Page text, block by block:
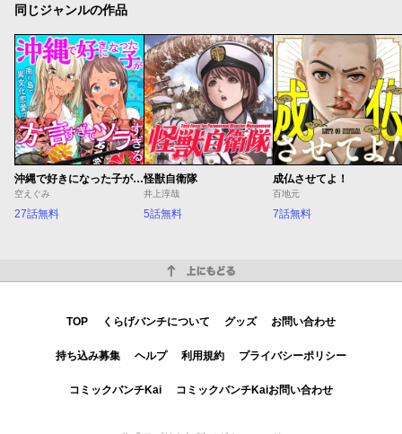
同じジャンルの作品
沖縄で好きになった子が方言すぎてツラすぎる
空えぐみ
27話無料
怪獣自衛隊
井上淳哉
5話無料
成仏させてよ！
百地元
7話無料
TOP くらげバンチについて グッズ お問い合わせ
持ち込み募集 ヘルプ 利用規約 プライバシーポリシー
コミックバンチKai コミックバンチKaiお問い合わせ